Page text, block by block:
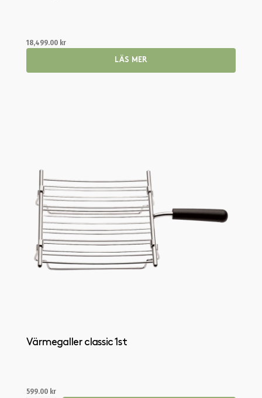
18,499.00 kr
LÄS MER
Värmegaller classic 1st
599.00 kr